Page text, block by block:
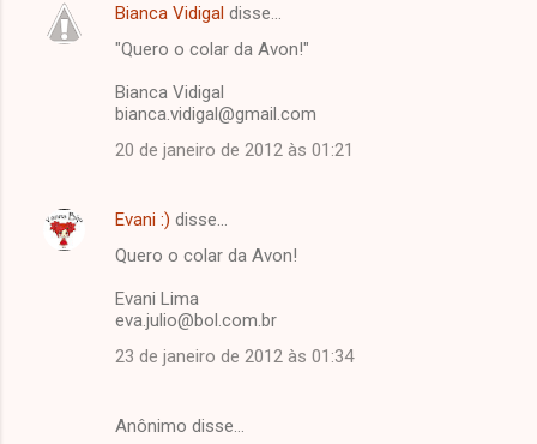
Bianca Vidigal disse…
"Quero o colar da Avon!"
Bianca Vidigal
bianca.vidigal@gmail.com
20 de janeiro de 2012 às 01:21
Evani :) disse…
Quero o colar da Avon!
Evani Lima
eva.julio@bol.com.br
23 de janeiro de 2012 às 01:34
Anônimo disse…